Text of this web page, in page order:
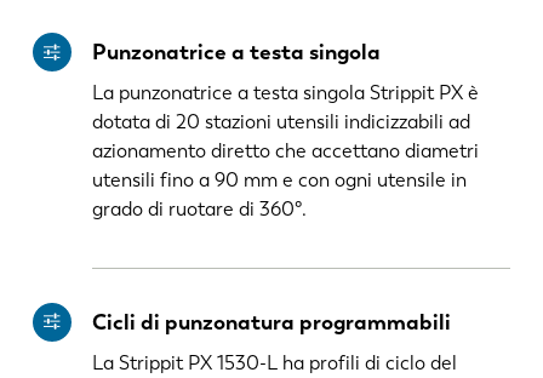
Punzonatrice a testa singola
La punzonatrice a testa singola Strippit PX è
dotata di 20 stazioni utensili indicizzabili ad
azionamento diretto che accettano diametri
utensili fino a 90 mm e con ogni utensile in
grado di ruotare di 360°.
Cicli di punzonatura programmabili
La Strippit PX 1530-L ha profili di ciclo del